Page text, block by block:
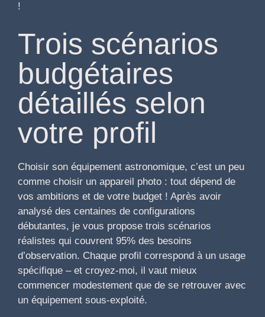
!
Trois scénarios
budgétaires
détaillés selon
votre profil
Choisir son équipement astronomique, c’est un peu
comme choisir un appareil photo : tout dépend de
vos ambitions et de votre budget ! Après avoir
analysé des centaines de configurations
débutantes, je vous propose trois scénarios
réalistes qui couvrent 95% des besoins
d’observation. Chaque profil correspond à un usage
spécifique – et croyez-moi, il vaut mieux
commencer modestement que de se retrouver avec
un équipement sous-exploité.